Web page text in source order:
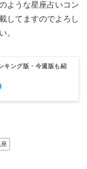
ような星座占いコン
してますのでよろし
。
キング版・今週版も紹